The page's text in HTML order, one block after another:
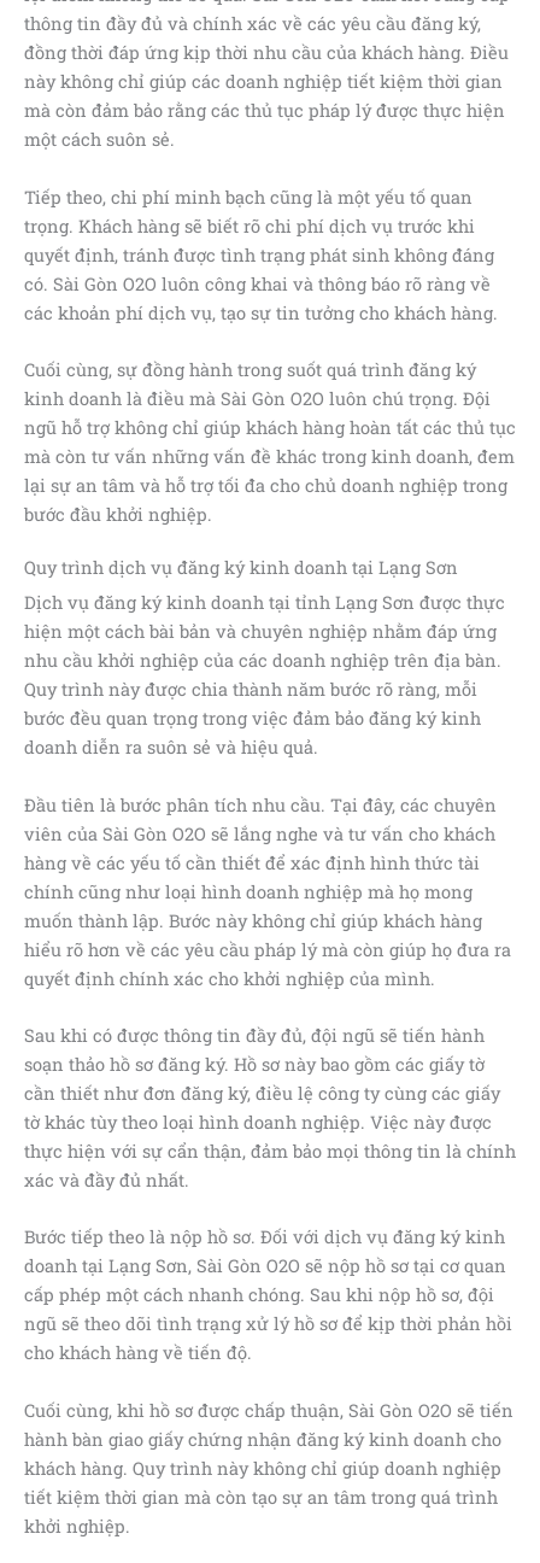
thông tin đầy đủ và chính xác về các yêu cầu đăng ký,
đồng thời đáp ứng kịp thời nhu cầu của khách hàng. Điều
này không chỉ giúp các doanh nghiệp tiết kiệm thời gian
mà còn đảm bảo rằng các thủ tục pháp lý được thực hiện
một cách suôn sẻ.
Tiếp theo, chi phí minh bạch cũng là một yếu tố quan
trọng. Khách hàng sẽ biết rõ chi phí dịch vụ trước khi
quyết định, tránh được tình trạng phát sinh không đáng
có. Sài Gòn O2O luôn công khai và thông báo rõ ràng về
các khoản phí dịch vụ, tạo sự tin tưởng cho khách hàng.
Cuối cùng, sự đồng hành trong suốt quá trình đăng ký
kinh doanh là điều mà Sài Gòn O2O luôn chú trọng. Đội
ngũ hỗ trợ không chỉ giúp khách hàng hoàn tất các thủ tục
mà còn tư vấn những vấn đề khác trong kinh doanh, đem
lại sự an tâm và hỗ trợ tối đa cho chủ doanh nghiệp trong
bước đầu khởi nghiệp.
Quy trình dịch vụ đăng ký kinh doanh tại Lạng Sơn
Dịch vụ đăng ký kinh doanh tại tỉnh Lạng Sơn được thực
hiện một cách bài bản và chuyên nghiệp nhằm đáp ứng
nhu cầu khởi nghiệp của các doanh nghiệp trên địa bàn.
Quy trình này được chia thành năm bước rõ ràng, mỗi
bước đều quan trọng trong việc đảm bảo đăng ký kinh
doanh diễn ra suôn sẻ và hiệu quả.
Đầu tiên là bước phân tích nhu cầu. Tại đây, các chuyên
viên của Sài Gòn O2O sẽ lắng nghe và tư vấn cho khách
hàng về các yếu tố cần thiết để xác định hình thức tài
chính cũng như loại hình doanh nghiệp mà họ mong
muốn thành lập. Bước này không chỉ giúp khách hàng
hiểu rõ hơn về các yêu cầu pháp lý mà còn giúp họ đưa ra
quyết định chính xác cho khởi nghiệp của mình.
Sau khi có được thông tin đầy đủ, đội ngũ sẽ tiến hành
soạn thảo hồ sơ đăng ký. Hồ sơ này bao gồm các giấy tờ
cần thiết như đơn đăng ký, điều lệ công ty cùng các giấy
tờ khác tùy theo loại hình doanh nghiệp. Việc này được
thực hiện với sự cẩn thận, đảm bảo mọi thông tin là chính
xác và đầy đủ nhất.
Bước tiếp theo là nộp hồ sơ. Đối với dịch vụ đăng ký kinh
doanh tại Lạng Sơn, Sài Gòn O2O sẽ nộp hồ sơ tại cơ quan
cấp phép một cách nhanh chóng. Sau khi nộp hồ sơ, đội
ngũ sẽ theo dõi tình trạng xử lý hồ sơ để kịp thời phản hồi
cho khách hàng về tiến độ.
Cuối cùng, khi hồ sơ được chấp thuận, Sài Gòn O2O sẽ tiến
hành bàn giao giấy chứng nhận đăng ký kinh doanh cho
khách hàng. Quy trình này không chỉ giúp doanh nghiệp
tiết kiệm thời gian mà còn tạo sự an tâm trong quá trình
khởi nghiệp.